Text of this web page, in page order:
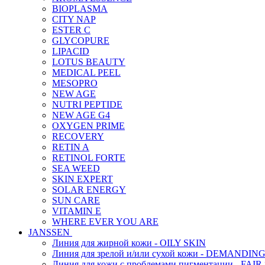
BIOPLASMA
CITY NAP
ESTER C
GLYCOPURE
LIPACID
LOTUS BEAUTY
MEDICAL PEEL
MESOPRO
NEW AGE
NUTRI PEPTIDE
NEW AGE G4
OXYGEN PRIME
RECOVERY
RETIN A
RETINOL FORTE
SEA WEED
SKIN EXPERT
SOLAR ENERGY
SUN CARE
VITAMIN E
WHERE EVER YOU ARE
JANSSEN
Линия для жирной кожи - OILY SKIN
Линия для зрелой и/или сухой кожи -